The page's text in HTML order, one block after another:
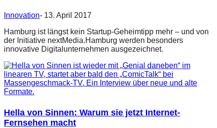
Innovation- 13. April 2017
Hamburg ist längst kein Startup-Geheimtipp mehr – und von
der Initiative nextMedia.Hamburg werden besonders
innovative Digitalunternehmen ausgezeichnet.
Hella von Sinnen: Warum sie jetzt Internet-
Fernsehen macht